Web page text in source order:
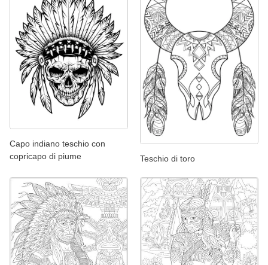
Capo indiano teschio con
copricapo di piume
Teschio di toro